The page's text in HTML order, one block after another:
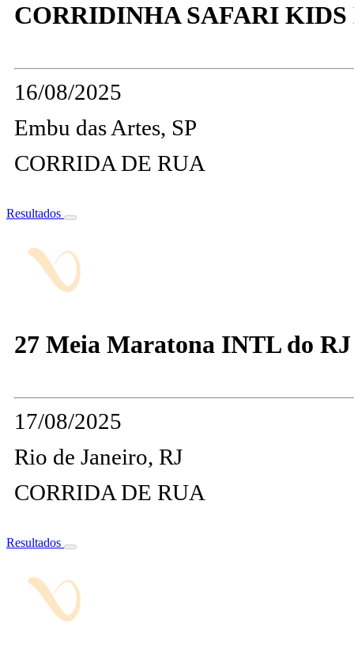
CORRIDINHA SAFARI KIDS
16/08/2025
Embu das Artes, SP
CORRIDA DE RUA
Resultados
27 Meia Maratona INTL do
17/08/2025
Rio de Janeiro, RJ
CORRIDA DE RUA
Resultados